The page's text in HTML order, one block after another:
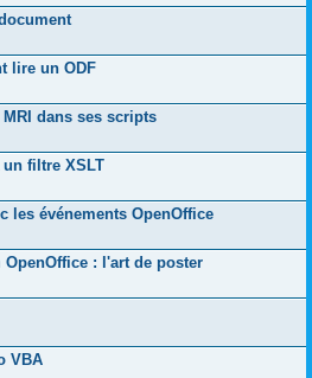
lire un ODF
dans ses scripts
filtre XSLT
les événements OpenOffice
: l'art de poster
VBA